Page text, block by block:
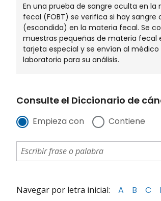
En una prueba de sangre oculta en la
fecal (FOBT) se verifica si hay sangre
(escondida) en la materia fecal. Se
muestras pequeñas de materia fecal
tarjeta especial y se envían al médico
laboratorio para su análisis.
Consulte el Diccionario de
Empieza con Contiene
Navegar por letra inicial: A B C